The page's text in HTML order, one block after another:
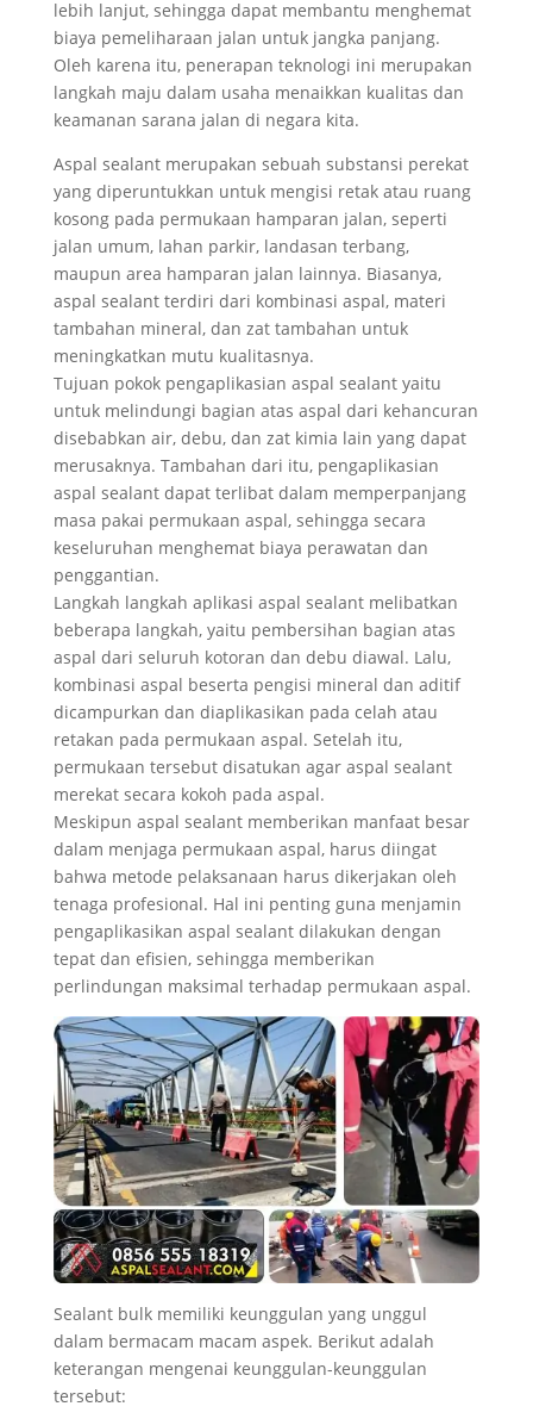
lebih lanjut, sehingga dapat membantu menghemat
biaya pemeliharaan jalan untuk jangka panjang.
Oleh karena itu, penerapan teknologi ini merupakan
langkah maju dalam usaha menaikkan kualitas dan
keamanan sarana jalan di negara kita.
Aspal sealant merupakan sebuah substansi perekat
yang diperuntukkan untuk mengisi retak atau ruang
kosong pada permukaan hamparan jalan, seperti
jalan umum, lahan parkir, landasan terbang,
maupun area hamparan jalan lainnya. Biasanya,
aspal sealant terdiri dari kombinasi aspal, materi
tambahan mineral, dan zat tambahan untuk
meningkatkan mutu kualitasnya.
Tujuan pokok pengaplikasian aspal sealant yaitu
untuk melindungi bagian atas aspal dari kehancuran
disebabkan air, debu, dan zat kimia lain yang dapat
merusaknya. Tambahan dari itu, pengaplikasian
aspal sealant dapat terlibat dalam memperpanjang
masa pakai permukaan aspal, sehingga secara
keseluruhan menghemat biaya perawatan dan
penggantian.
Langkah langkah aplikasi aspal sealant melibatkan
beberapa langkah, yaitu pembersihan bagian atas
aspal dari seluruh kotoran dan debu diawal. Lalu,
kombinasi aspal beserta pengisi mineral dan aditif
dicampurkan dan diaplikasikan pada celah atau
retakan pada permukaan aspal. Setelah itu,
permukaan tersebut disatukan agar aspal sealant
merekat secara kokoh pada aspal.
Meskipun aspal sealant memberikan manfaat besar
dalam menjaga permukaan aspal, harus diingat
bahwa metode pelaksanaan harus dikerjakan oleh
tenaga profesional. Hal ini penting guna menjamin
pengaplikasikan aspal sealant dilakukan dengan
tepat dan efisien, sehingga memberikan
perlindungan maksimal terhadap permukaan aspal.
Sealant bulk memiliki keunggulan yang unggul
dalam bermacam macam aspek. Berikut adalah
keterangan mengenai keunggulan-keunggulan
tersebut: